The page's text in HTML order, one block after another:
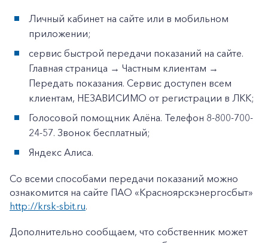
Личный кабинет на сайте или в мобильном
приложении;
сервис быстрой передачи показаний на сайте.
Главная страница → Частным клиентам →
Передать показания. Сервис доступен всем
клиентам, НЕЗАВИСИМО от регистрации в ЛКК;
Голосовой помощник Алёна. Телефон 8-800-700-
24-57. Звонок бесплатный;
Яндекс Алиса.
Со всеми способами передачи показаний можно
ознакомится на сайте ПАО «Красноярскэнергосбыт»
http://krsk-sbit.ru.
Дополнительно сообщаем, что собственник может